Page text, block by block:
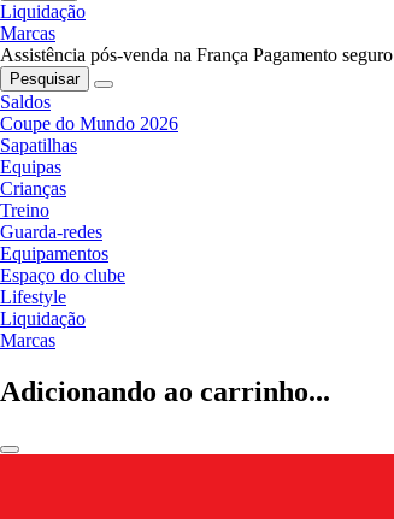
Liquidação
Marcas
Assistência pós-venda na França Pagamento seguro
Pesquisar
Saldos
Coupe do Mundo 2026
Sapatilhas
Equipas
Crianças
Treino
Guarda-redes
Equipamentos
Espaço do clube
Lifestyle
Liquidação
Marcas
Adicionando ao carrinho...